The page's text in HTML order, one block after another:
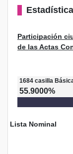
Estadística
Participación
de las Actas
1684 casilla
55.9000%
Lista Nominal